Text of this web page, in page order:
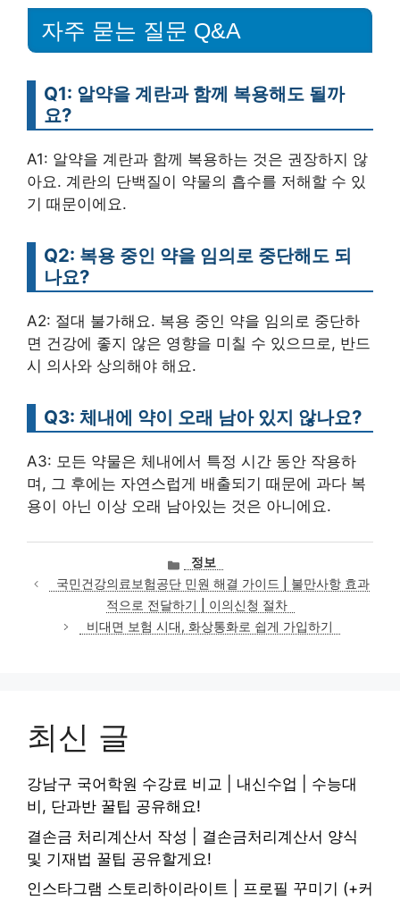
자주 묻는 질문 Q&A
Q1: 알약을 계란과 함께 복용해도 될까
요?
A1: 알약을 계란과 함께 복용하는 것은 권장하지 않
아요. 계란의 단백질이 약물의 흡수를 저해할 수 있
기 때문이에요.
Q2: 복용 중인 약을 임의로 중단해도 되
나요?
A2: 절대 불가해요. 복용 중인 약을 임의로 중단하
면 건강에 좋지 않은 영향을 미칠 수 있으므로, 반드
시 의사와 상의해야 해요.
Q3: 체내에 약이 오래 남아 있지 않나요?
A3: 모든 약물은 체내에서 특정 시간 동안 작용하
며, 그 후에는 자연스럽게 배출되기 때문에 과다 복
용이 아닌 이상 오래 남아있는 것은 아니에요.
카
테
고
리
정보
국민건강의료보험공단 민원 해결 가이드 | 불만사항 효과
적으로 전달하기 | 이의신청 절차
비대면 보험 시대, 화상통화로 쉽게 가입하기
최신 글
강남구 국어학원 수강료 비교 | 내신수업 | 수능대
비, 단과반 꿀팁 공유해요!
결손금 처리계산서 작성 | 결손금처리계산서 양식
및 기재법 꿀팁 공유할게요!
인스타그램 스토리하이라이트 | 프로필 꾸미기 (+커